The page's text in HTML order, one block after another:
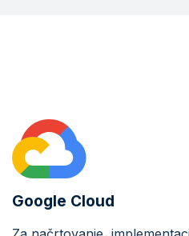
Google Cloud